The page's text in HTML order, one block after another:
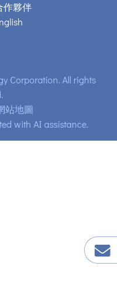
作夥伴
Corporation. All rights
站地圖
with AI assistance.